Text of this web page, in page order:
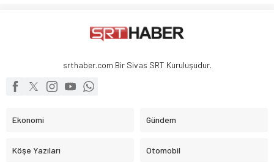
srthaber.com Bir Sivas SRT Kuruluşudur.
Ekonomi Gündem
Köşe Yazıları Otomobil